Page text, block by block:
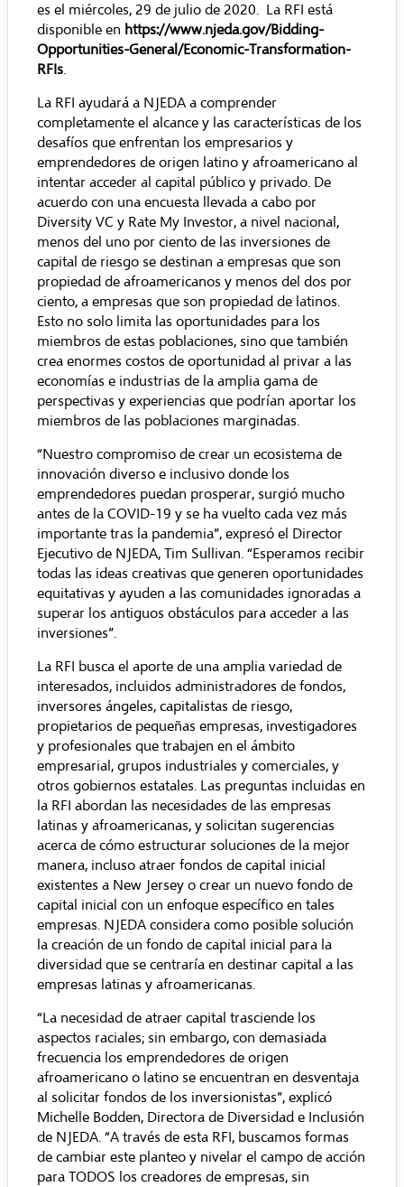
es el miércoles, 29 de julio de 2020. La RFI está
disponible en https://www.njeda.gov/Bidding-
Opportunities-General/Economic-Transformation-
RFIs.
La RFI ayudará a NJEDA a comprender
completamente el alcance y las características de los
desafíos que enfrentan los empresarios y
emprendedores de origen latino y afroamericano al
intentar acceder al capital público y privado. De
acuerdo con una encuesta llevada a cabo por
Diversity VC y Rate My Investor, a nivel nacional,
menos del uno por ciento de las inversiones de
capital de riesgo se destinan a empresas que son
propiedad de afroamericanos y menos del dos por
ciento, a empresas que son propiedad de latinos.
Esto no solo limita las oportunidades para los
miembros de estas poblaciones, sino que también
crea enormes costos de oportunidad al privar a las
economías e industrias de la amplia gama de
perspectivas y experiencias que podrían aportar los
miembros de las poblaciones marginadas.
“Nuestro compromiso de crear un ecosistema de
innovación diverso e inclusivo donde los
emprendedores puedan prosperar, surgió mucho
antes de la COVID-19 y se ha vuelto cada vez más
importante tras la pandemia”, expresó el Director
Ejecutivo de NJEDA, Tim Sullivan. “Esperamos recibir
todas las ideas creativas que generen oportunidades
equitativas y ayuden a las comunidades ignoradas a
superar los antiguos obstáculos para acceder a las
inversiones”.
La RFI busca el aporte de una amplia variedad de
interesados, incluidos administradores de fondos,
inversores ángeles, capitalistas de riesgo,
propietarios de pequeñas empresas, investigadores
y profesionales que trabajen en el ámbito
empresarial, grupos industriales y comerciales, y
otros gobiernos estatales. Las preguntas incluidas en
la RFI abordan las necesidades de las empresas
latinas y afroamericanas, y solicitan sugerencias
acerca de cómo estructurar soluciones de la mejor
manera, incluso atraer fondos de capital inicial
existentes a New Jersey o crear un nuevo fondo de
capital inicial con un enfoque específico en tales
empresas. NJEDA considera como posible solución
la creación de un fondo de capital inicial para la
diversidad que se centraría en destinar capital a las
empresas latinas y afroamericanas.
“La necesidad de atraer capital trasciende los
aspectos raciales; sin embargo, con demasiada
frecuencia los emprendedores de origen
afroamericano o latino se encuentran en desventaja
al solicitar fondos de los inversionistas”, explicó
Michelle Bodden, Directora de Diversidad e Inclusión
de NJEDA. “A través de esta RFI, buscamos formas
de cambiar este planteo y nivelar el campo de acción
para TODOS los creadores de empresas, sin